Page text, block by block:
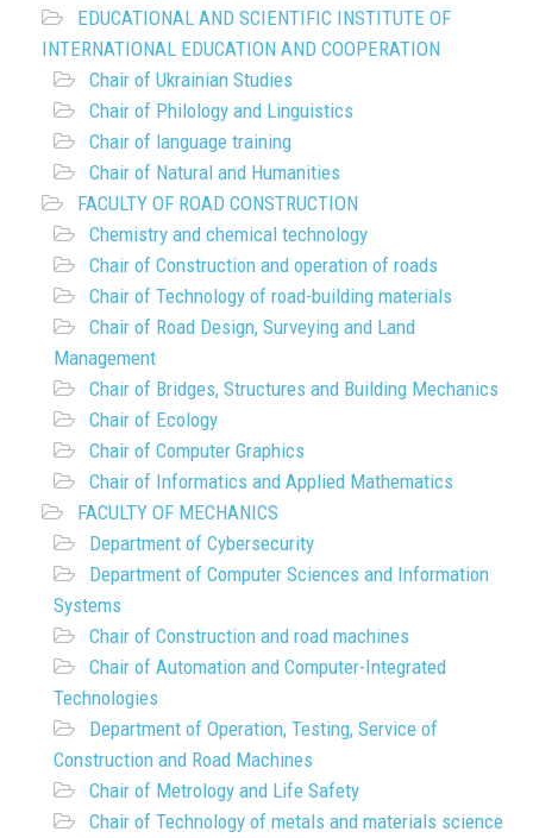
EDUCATIONAL AND SCIENTIFIC INSTITUTE OF
INTERNATIONAL EDUCATION AND COOPERATION
Chair of Ukrainian Studies
Chair of Philology and Linguistics
Chair of language training
Chair of Natural and Humanities
FACULTY OF ROAD CONSTRUCTION
Chemistry and chemical technology
Chair of Construction and operation of roads
Chair of Technology of road-building materials
Chair of Road Design, Surveying and Land
Management
Chair of Bridges, Structures and Building Mechanics
Chair of Ecology
Chair of Computer Graphics
Chair of Informatics and Applied Mathematics
FACULTY OF MECHANICS
Department of Cybersecurity
Department of Computer Sciences and Information
Systems
Chair of Construction and road machines
Chair of Automation and Computer-Integrated
Technologies
Department of Operation, Testing, Service of
Construction and Road Machines
Chair of Metrology and Life Safety
Chair of Technology of metals and materials science